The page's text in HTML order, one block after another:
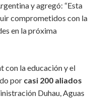
y agregó: “Esta
comprometidos con la
en la próxima
con la educación y el
por casi 200 aliados
Duhau, Aguas